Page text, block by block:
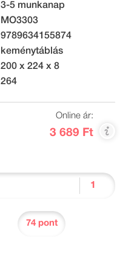
3-5 munkanap
MO3303
9789634155874
keménytáblás
200 x 224 x 8
264
Online ár:
3 689 Ft
74 pont